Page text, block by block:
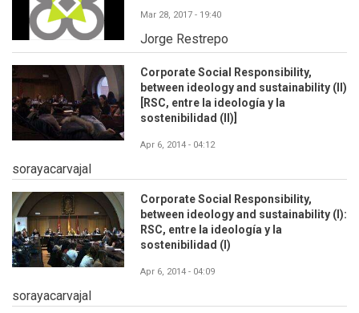
Mar 28, 2017 - 19:40
Jorge Restrepo
Corporate Social Responsibility,
between ideology and sustainability (II)
[RSC, entre la ideología y la
sostenibilidad (II)]
Apr 6, 2014 - 04:12
sorayacarvajal
Corporate Social Responsibility,
between ideology and sustainability (I):
RSC, entre la ideología y la
sostenibilidad (I)
Apr 6, 2014 - 04:09
sorayacarvajal